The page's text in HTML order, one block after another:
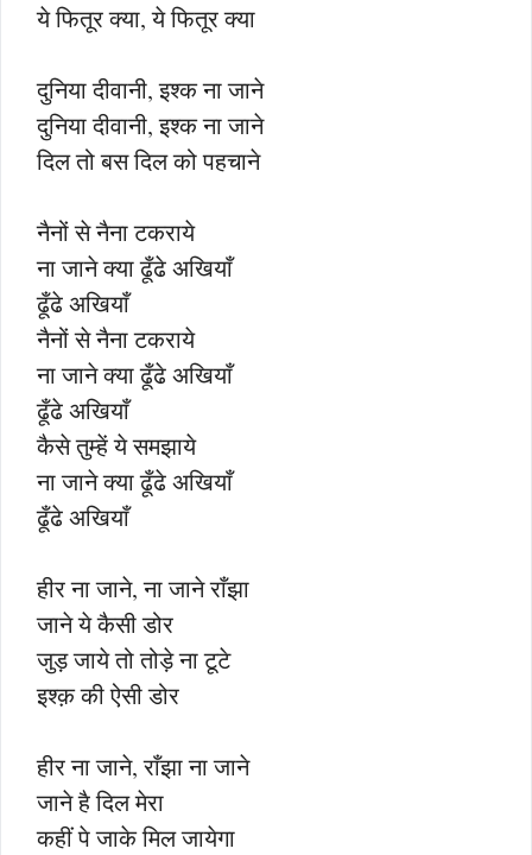
ये फितूर क्या, ये फितूर क्या
दुनिया दीवानी, इश्क ना जाने
दुनिया दीवानी, इश्क ना जाने
दिल तो बस दिल को पहचाने
नैनों से नैना टकराये
ना जाने क्या ढूँढे अखियाँ
ढूँढे अखियाँ
नैनों से नैना टकराये
ना जाने क्या ढूँढे अखियाँ
ढूँढे अखियाँ
कैसे तुम्हें ये समझाये
ना जाने क्या ढूँढे अखियाँ
ढूँढे अखियाँ
हीर ना जाने, ना जाने राँझा
जाने ये कैसी डोर
जुड़ जाये तो तोड़े ना टूटे
इश्क़ की ऐसी डोर
हीर ना जाने, राँझा ना जाने
जाने है दिल मेरा
कहीं पे जाके मिल जायेगा